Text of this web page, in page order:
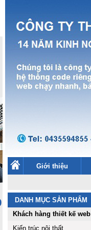
Giới thiệu
DANH MỤC SẢN PHẨM
Khách hàng thiết kế web
Kiến trúc nội thất